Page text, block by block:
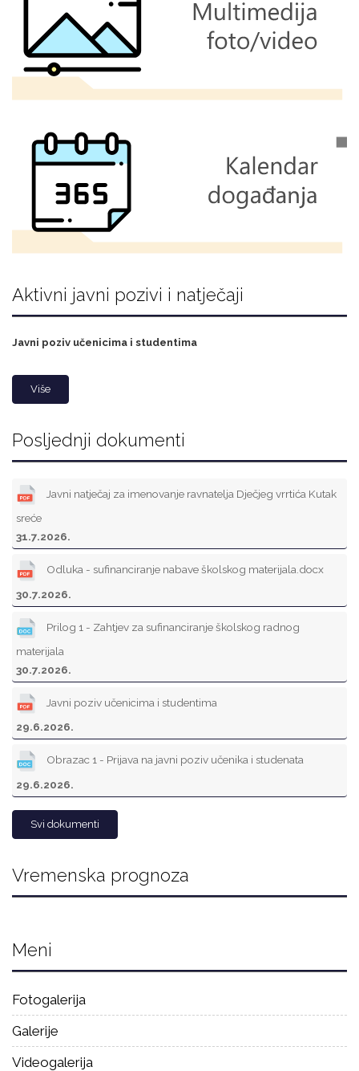
Aktivni javni pozivi i natječaji
Javni poziv učenicima i studentima
Više
Posljednji dokumenti
Javni natječaj za imenovanje ravnatelja Dječjeg vrrtića Kutak
sreće
31.7.2026.
Odluka - sufinanciranje nabave školskog materijala.docx
30.7.2026.
Prilog 1 - Zahtjev za sufinanciranje školskog radnog
materijala
30.7.2026.
Javni poziv učenicima i studentima
29.6.2026.
Obrazac 1 - Prijava na javni poziv učenika i studenata
29.6.2026.
Svi dokumenti
Vremenska prognoza
Meni
Fotogalerija
Galerije
Videogalerija